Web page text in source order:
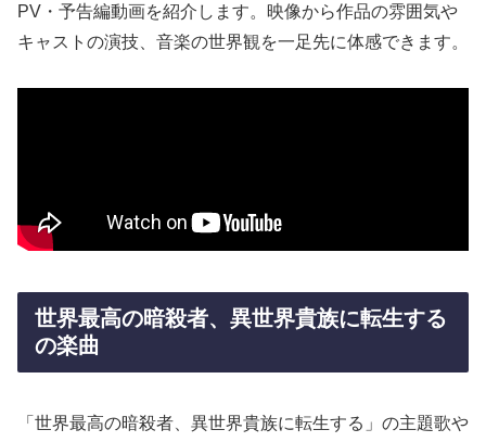
PV・予告編動画を紹介します。映像から作品の雰囲気や
キャストの演技、音楽の世界観を一足先に体感できます。
世界最高の暗殺者、異世界貴族に転生する
の楽曲
「世界最高の暗殺者、異世界貴族に転生する」の主題歌や